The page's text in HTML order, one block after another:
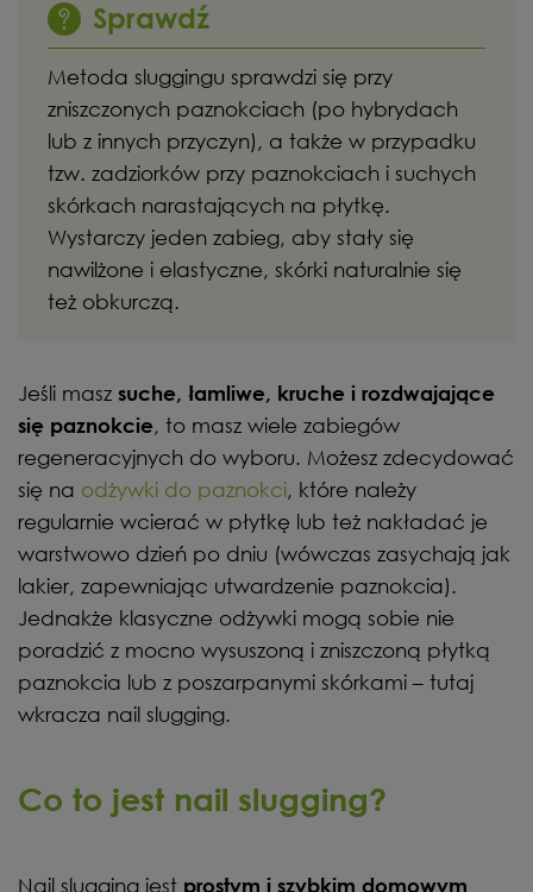
Sprawdź
Metoda sluggingu sprawdzi się przy
zniszczonych paznokciach (po hybrydach
lub z innych przyczyn), a także w przypadku
tzw. zadziorków przy paznokciach i suchych
skórkach narastających na płytkę.
Wystarczy jeden zabieg, aby stały się
nawilżone i elastyczne, skórki naturalnie się
też obkurczą.
Jeśli masz suche, łamliwe, kruche i rozdwajające
się paznokcie, to masz wiele zabiegów
regeneracyjnych do wyboru. Możesz zdecydować
się na odżywki do paznokci, które należy
regularnie wcierać w płytkę lub też nakładać je
warstwowo dzień po dniu (wówczas zasychają jak
lakier, zapewniając utwardzenie paznokcia).
Jednakże klasyczne odżywki mogą sobie nie
poradzić z mocno wysuszoną i zniszczoną płytką
paznokcia lub z poszarpanymi skórkami – tutaj
wkracza nail slugging.
Co to jest nail slugging?
Nail slugging jest prostym i szybkim domowym